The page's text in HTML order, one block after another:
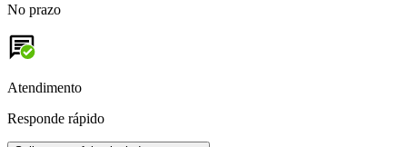
No prazo
Atendimento
Responde rápido